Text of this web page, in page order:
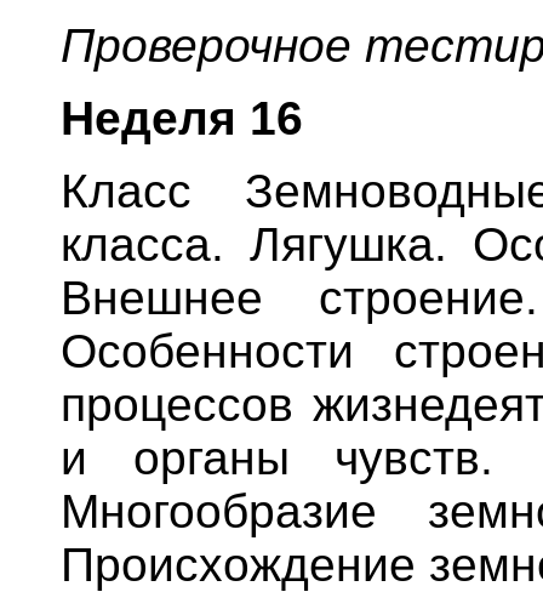
Проверочное
Неделя 16
Класс
класса. Лягушка.
Внешнее
Особенности
процессов
и органы чувств.
Многообразие
Происхождение